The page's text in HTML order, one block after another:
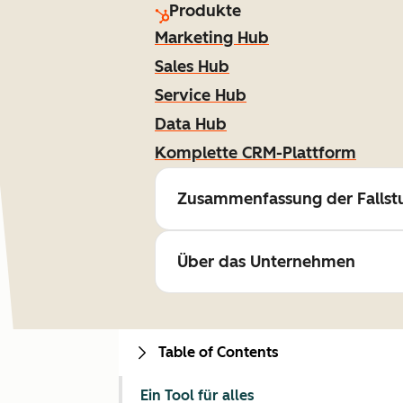
Produkte
Marketing Hub
Sales Hub
Service Hub
Data Hub
Komplette CRM-Plattform
Zusammenfassung der
Über das Unternehmen
Table of Contents
Ein Tool für alles